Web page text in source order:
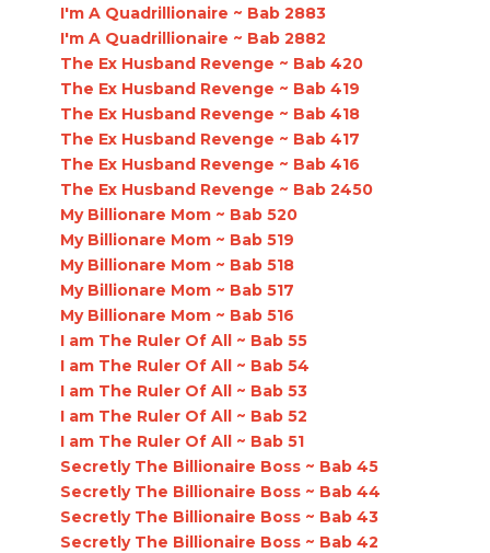
I'm A Quadrillionaire ~ Bab 2883
I'm A Quadrillionaire ~ Bab 2882
The Ex Husband Revenge ~ Bab 420
The Ex Husband Revenge ~ Bab 419
The Ex Husband Revenge ~ Bab 418
The Ex Husband Revenge ~ Bab 417
The Ex Husband Revenge ~ Bab 416
The Ex Husband Revenge ~ Bab 2450
My Billionare Mom ~ Bab 520
My Billionare Mom ~ Bab 519
My Billionare Mom ~ Bab 518
My Billionare Mom ~ Bab 517
My Billionare Mom ~ Bab 516
I am The Ruler Of All ~ Bab 55
I am The Ruler Of All ~ Bab 54
I am The Ruler Of All ~ Bab 53
I am The Ruler Of All ~ Bab 52
I am The Ruler Of All ~ Bab 51
Secretly The Billionaire Boss ~ Bab 45
Secretly The Billionaire Boss ~ Bab 44
Secretly The Billionaire Boss ~ Bab 43
Secretly The Billionaire Boss ~ Bab 42